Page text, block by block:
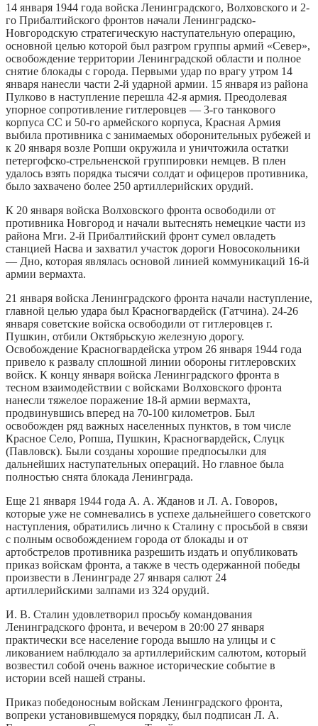
14 января 1944 года войска Ленинградского, Волховского и 2-
го Прибалтийского фронтов начали Ленинградско-
Новгородскую стратегическую наступательную операцию,
основной целью которой был разгром группы армий «Север»,
освобождение территории Ленинградской области и полное
снятие блокады с города. Первыми удар по врагу утром 14
января нанесли части 2-й ударной армии. 15 января из района
Пулково в наступление перешла 42-я армия. Преодолевая
упорное сопротивление гитлеровцев — 3-го танкового
корпуса СС и 50-го армейского корпуса, Красная Армия
выбила противника с занимаемых оборонительных рубежей и
к 20 января возле Ропши окружила и уничтожила остатки
петергофско-стрельненской группировки немцев. В плен
удалось взять порядка тысячи солдат и офицеров противника,
было захвачено более 250 артиллерийских орудий.
К 20 января войска Волховского фронта освободили от
противника Новгород и начали вытеснять немецкие части из
района Мги. 2-й Прибалтийский фронт сумел овладеть
станцией Насва и захватил участок дороги Новосокольники
— Дно, которая являлась основой линией коммуникаций 16-й
армии вермахта.
21 января войска Ленинградского фронта начали наступление,
главной целью удара был Красногвардейск (Гатчина). 24-26
января советские войска освободили от гитлеровцев г.
Пушкин, отбили Октябрьскую железную дорогу.
Освобождение Красногвардейска утром 26 января 1944 года
привело к развалу сплошной линии обороны гитлеровских
войск. К концу января войска Ленинградского фронта в
тесном взаимодействии с войсками Волховского фронта
нанесли тяжелое поражение 18-й армии вермахта,
продвинувшись вперед на 70-100 километров. Был
освобожден ряд важных населенных пунктов, в том числе
Красное Село, Ропша, Пушкин, Красногвардейск, Слуцк
(Павловск). Были созданы хорошие предпосылки для
дальнейших наступательных операций. Но главное была
полностью снята блокада Ленинграда.
Еще 21 января 1944 года А. А. Жданов и Л. А. Говоров,
которые уже не сомневались в успехе дальнейшего советского
наступления, обратились лично к Сталину с просьбой в связи
с полным освобождением города от блокады и от
артобстрелов противника разрешить издать и опубликовать
приказ войскам фронта, а также в честь одержанной победы
произвести в Ленинграде 27 января салют 24
артиллерийскими залпами из 324 орудий.
И. В. Сталин удовлетворил просьбу командования
Ленинградского фронта, и вечером в 20:00 27 января
практически все население города вышло на улицы и с
ликованием наблюдало за артиллерийским салютом, который
возвестил собой очень важное исторические событие в
истории всей нашей страны.
Приказ победоносным войскам Ленинградского фронта,
вопреки установившемуся порядку, был подписан Л. А.